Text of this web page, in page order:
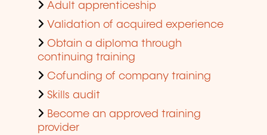
Adult apprenticeship
Validation of acquired experience
Obtain a diploma through
continuing training
Cofunding of company training
Skills audit
Become an approved training
provider